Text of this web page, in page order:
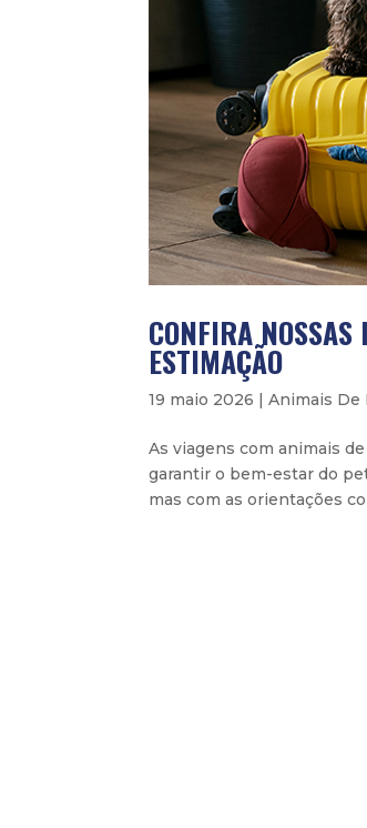
CONFIRA
ESTIMAÇÃO
19 maio 2026 |Animais De
As viagens com animais
garantir o bem-estar do
mas com as orientações